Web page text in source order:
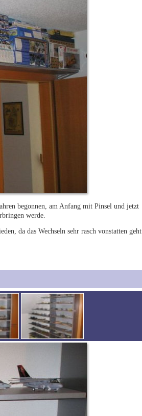
begonnen, am Anfang mit Pinsel und jetzt
werde.
da das Wechseln sehr rasch vonstatten geht.